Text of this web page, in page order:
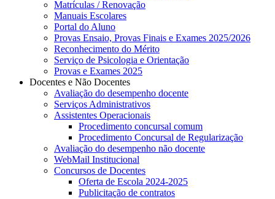
Matrículas / Renovação
Manuais Escolares
Portal do Aluno
Provas Ensaio, Provas Finais e Exames 2025/2026
Reconhecimento do Mérito
Serviço de Psicologia e Orientação
Provas e Exames 2025
Docentes e Não Docentes
Avaliação do desempenho docente
Serviços Administrativos
Assistentes Operacionais
Procedimento concursal comum
Procedimento Concursal de Regularização
Avaliação do desempenho não docente
WebMail Institucional
Concursos de Docentes
Oferta de Escola 2024-2025
Publicitação de contratos